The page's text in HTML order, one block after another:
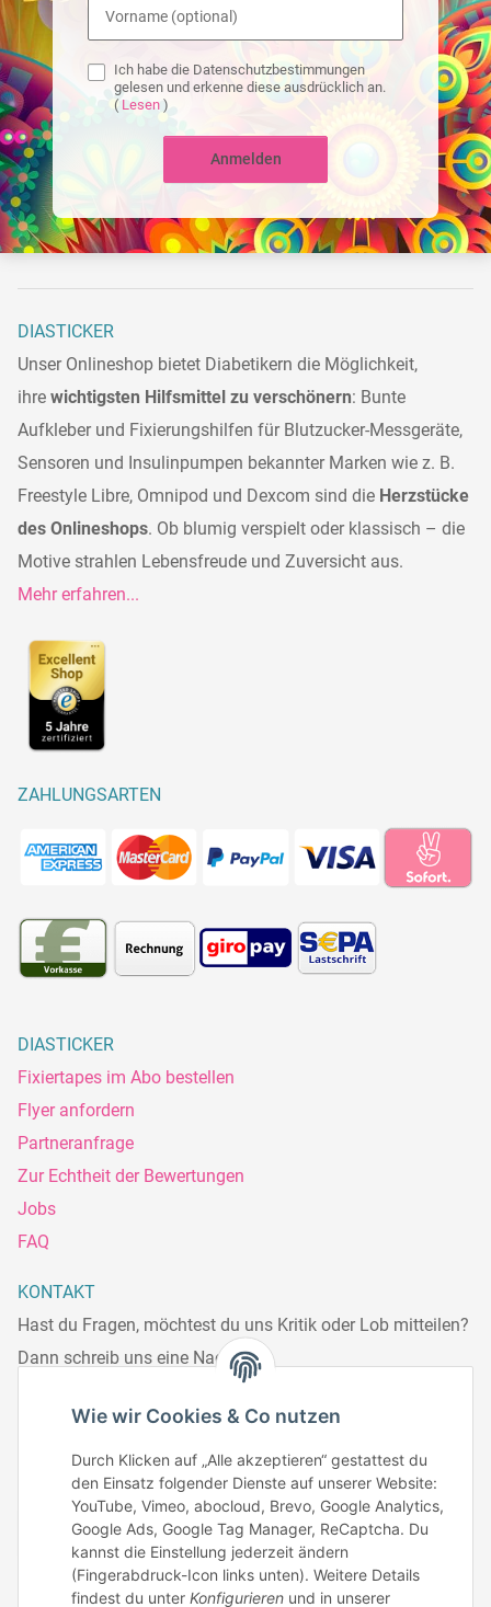
Wie wir Cookies & Co nutzen
Durch Klicken auf „Alle akzeptieren“ gestattest du
den Einsatz folgender Dienste auf unserer Website:
YouTube, Vimeo, abocloud, Brevo, Google Analytics,
Google Ads, Google Tag Manager, ReCaptcha. Du
kannst die Einstellung jederzeit ändern
(Fingerabdruck-Icon links unten). Weitere Details
findest du unter Konfigurieren und in unserer
Ich habe die Datenschutzbestimmungen
gelesen und erkenne diese ausdrücklich an.
( Lesen )
Anmelden
DIASTICKER
Unser Onlineshop bietet Diabetikern die Möglichkeit,
ihre wichtigsten Hilfsmittel zu verschönern: Bunte
Aufkleber und Fixierungshilfen für Blutzucker-Messgeräte,
Sensoren und Insulinpumpen bekannter Marken wie z. B.
Freestyle Libre, Omnipod und Dexcom sind die Herzstücke
des Onlineshops. Ob blumig verspielt oder klassisch – die
Motive strahlen Lebensfreude und Zuversicht aus.
Mehr erfahren...
ZAHLUNGSARTEN
DIASTICKER
Fixiertapes im Abo bestellen
Flyer anfordern
Partneranfrage
Zur Echtheit der Bewertungen
Jobs
FAQ
KONTAKT
Hast du Fragen, möchtest du uns Kritik oder Lob mitteilen?
Dann schreib uns eine Nachricht.
Telefonisch erreichst du uns:
Telefonnr.: 0951/70045771
Zum Kontakt